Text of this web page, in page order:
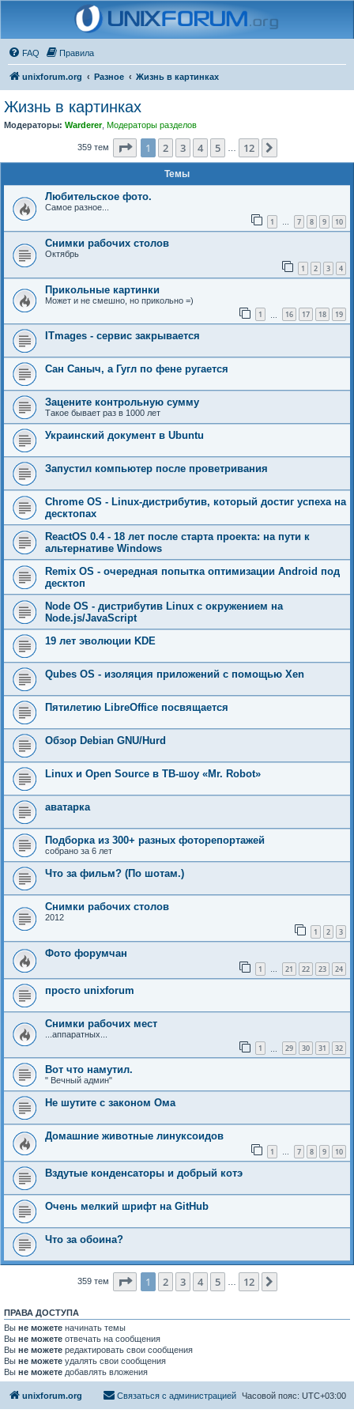
FAQ Правила
unixforum.org Разное Жизнь в картинках
Жизнь в картинках
Модераторы: Warderer, Модераторы разделов
359 тем Страница из 12
1 2 3 4 5 12
Темы
Любительское фото.
Самое разное...
1 … 7 8 9 10
Снимки рабочих столов
Октябрь
1 2 3 4
Прикольные картинки
Может и не смешно, но прикольно =)
1 16 17 18 19
ITmages - сервис закрывается
Сан Саныч, а Гугл по фене ругается
Зацените контрольную сумму
Такое бывает раз в 1000 лет
Украинский документ в Ubuntu
Запустил компьютер после проветривания
Chrome OS - Linux-дистрибутив, который достиг успеха на
десктопах
ReactOS 0.4 - 18 лет после старта проекта: на пути к
альтернативе Windows
Remix OS - очередная попытка оптимизации Android под
десктоп
Node OS - дистрибутив Linux c окружением на
Node.js/JavaScript
19 лет эволюции KDE
Qubes OS - изоляция приложений с помощью Xen
Пятилетию LibreOffice посвящается
Обзор Debian GNU/Hurd
Linux и Open Source в ТВ-шоу «Mr. Robot»
аватарка
Подборка из 300+ разных фоторепортажей
собрано за 6 лет
Что за фильм? (По шотам.)
Снимки рабочих столов
2012
1 2 3
Фото форумчан
1 … 21 22 23 24
просто unixforum
Снимки рабочих мест
...аппаратных...
1 29 30 31 32
Вот что намутил.
" Вечный админ"
Не шутите с законом Ома
Домашние животные линуксоидов
1 … 7 8 9 10
Вздутые конденсаторы и добрый котэ
Очень мелкий шрифт на GitHub
Что за обоина?
359 тем Страница из 12
1 2 3 4 5 12
ПРАВА ДОСТУПА
Вы не можете начинать темы
Вы не можете отвечать на сообщения
Вы не можете редактировать свои сообщения
Вы не можете удалять свои сообщения
Вы не можете добавлять вложения
unixforum.org Часовой пояс: UTC+03:00
Связаться с администрацией